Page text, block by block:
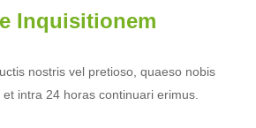
Inquisitionem
nostris vel pretioso, quaeso nobis
intra 24 horas continuari erimus.